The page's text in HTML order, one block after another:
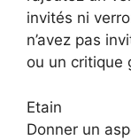
invités ni
n’avez pas
ou un critique
Etain
Donner un